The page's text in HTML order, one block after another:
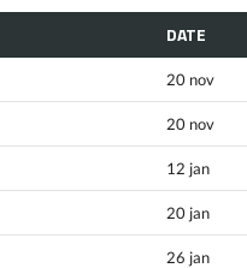
DATE
20 nov
20 nov
12 jan
20 jan
26 jan